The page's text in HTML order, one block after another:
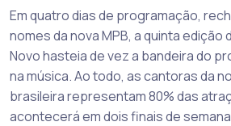
Em quatro dias de programação,
nomes da nova MPB, a quinta edição
Novo hasteia de vez a bandeira do
na música. Ao todo, as cantoras da
brasileira representam 80% das
acontecerá em dois finais de